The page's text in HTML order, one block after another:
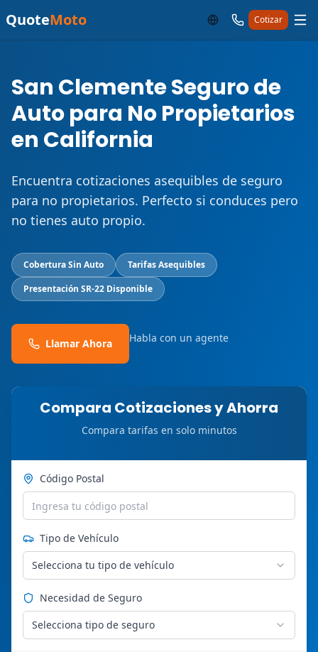
QuoteMoto Cotizar
San Clemente Seguro de
Auto para No Propietarios
en California
Encuentra cotizaciones asequibles de seguro
para no propietarios. Perfecto si conduces pero
no tienes auto propio.
Cobertura Sin Auto
Tarifas Asequibles
Presentación SR-22 Disponible
Llamar Ahora Habla con un agente
Compara Cotizaciones y Ahorra
Compara tarifas en solo minutos
Código Postal
Tipo de Vehículo
Selecciona tu tipo de vehículo
Necesidad de Seguro
Selecciona tipo de seguro